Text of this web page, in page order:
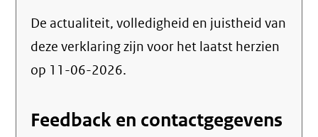
De actualiteit, volledigheid en juistheid van
deze verklaring zijn voor het laatst herzien
op 11-06-2026.
Feedback en contactgegevens